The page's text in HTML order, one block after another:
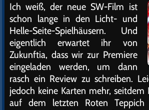
Ich weiß, der neue SW-Film ist
schon lange in den Licht- und
Helle-Seite-Spielhäusern. Und
eigentlich erwartet ihr von
Zukunftia, dass wir zur Premiere
eingeladen werden, um dann
rasch ein Review zu schreiben.
jedoch keine Karten mehr, seitdem
auf dem letzten Roten Teppich